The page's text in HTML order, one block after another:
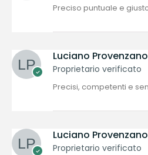
Preciso puntuale e
Luciano Provenzano
Proprietario verificato
Precisi, competenti e
Luciano Provenzano
Proprietario verificato